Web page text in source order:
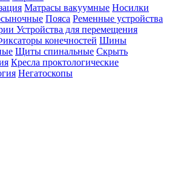
Матрасы вакуумные Носилки
Пояса Ременные устройства
Устройства для перемещения
конечностей Шины
Щиты спинальные Скрыть
Кресла проктологические
Негатоскопы